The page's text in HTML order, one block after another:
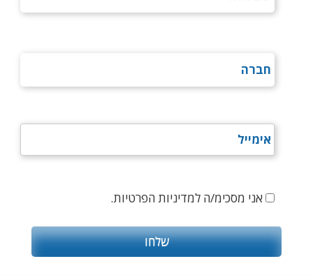
אני מסכימ/ה למדיניות הפרטיות.